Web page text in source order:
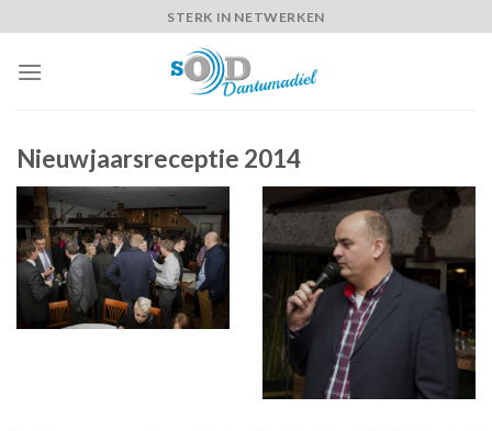
to
content
STERK IN NETWERKEN
Nieuwjaarsreceptie 2014